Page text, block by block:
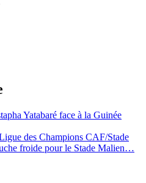
Yatabaré face à la Guinée
des Champions CAF/Stade
froide pour le Stade Malien…